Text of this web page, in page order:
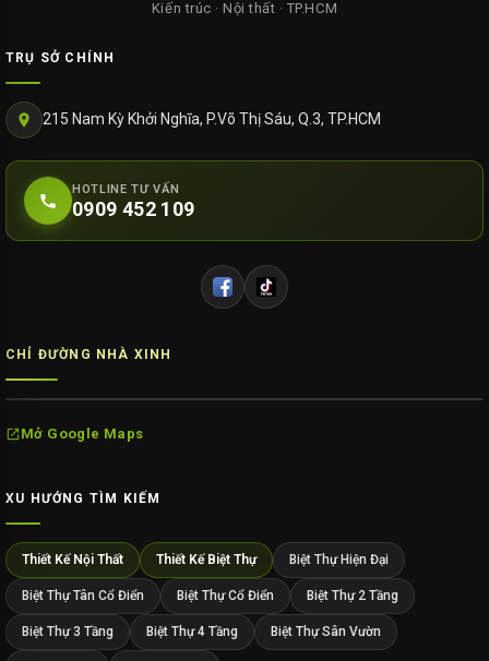
Kiến trúc · Nội thất · TP.HCM
TRỤ SỞ CHÍNH
215 Nam Kỳ Khởi Nghĩa, P.Võ Thị Sáu, Q.3, TP.HCM
HOTLINE TƯ VẤN
0909 452 109
CHỈ ĐƯỜNG NHÀ XINH
Mở Google Maps
XU HƯỚNG TÌM KIẾM
Thiết Kế Nội Thất Thiết Kế Biệt Thự Biệt Thự Hiện Đại
Biệt Thự Tân Cổ Điển Biệt Thự Cổ Điển Biệt Thự 2 Tầng
Biệt Thự 3 Tầng Biệt Thự 4 Tầng Biệt Thự Sân Vườn